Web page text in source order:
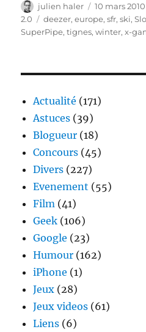
Auteur
julien haler
Publié
le
10 mars 2010
2.0
Étiquettes
deezer,europe,sfr,ski,
SuperPipe,tignes,winter,x-
Actualité (171)
Astuces (39)
Blogueur (18)
Concours (45)
Divers (227)
Evenement (55)
Film (41)
Geek (106)
Google (23)
Humour (162)
iPhone (1)
Jeux (28)
Jeux videos (61)
Liens (6)